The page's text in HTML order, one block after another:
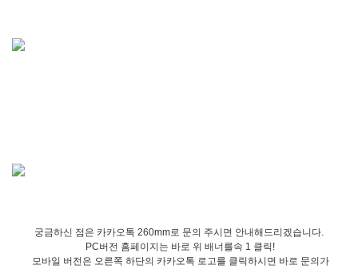
궁금하신 점은 카카오톡 260mm로 문의 주시면 안내해드리겠습니다.
PC버전 홈페이지는 바로 위 배너를속 1 클릭!
모바일 버전은 오른쪽 하단의 카카오톡 로고를 클릭하시면 바로 문의가